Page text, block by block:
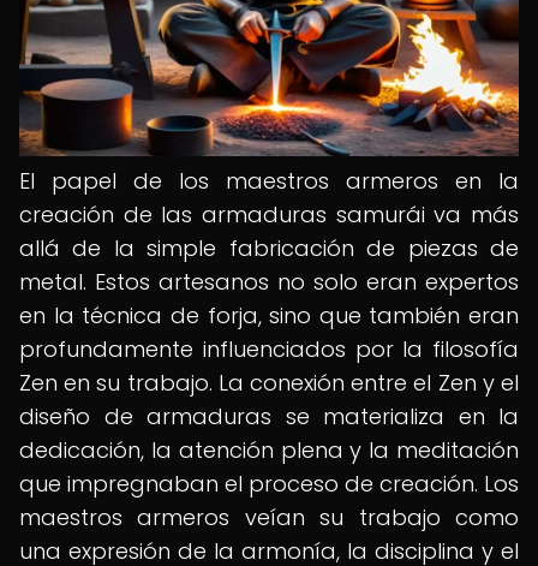
El papel de los maestros armeros en la
creación de las armaduras samurái va más
allá de la simple fabricación de piezas de
metal. Estos artesanos no solo eran expertos
en la técnica de forja, sino que también eran
profundamente influenciados por la filosofía
Zen en su trabajo. La conexión entre el Zen y el
diseño de armaduras se materializa en la
dedicación, la atención plena y la meditación
que impregnaban el proceso de creación. Los
maestros armeros veían su trabajo como
una expresión de la armonía, la disciplina y el